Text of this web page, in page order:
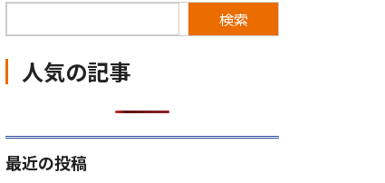
検索
人気の記事
最近の投稿